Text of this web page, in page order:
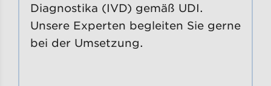
Diagnostika (IVD) gemäß UDI.
Unsere Experten begleiten Sie gerne
bei der Umsetzung.